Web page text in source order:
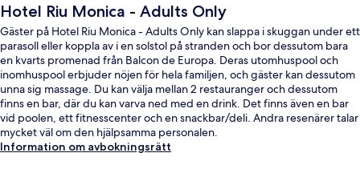
Hotel Riu Monica - Adults Only
Gäster på Hotel Riu Monica - Adults Only kan slappa i skuggan under ett
parasoll eller koppla av i en solstol på stranden och bor dessutom bara
en kvarts promenad från Balcon de Europa. Deras utomhuspool och
inomhuspool erbjuder nöjen för hela familjen, och gäster kan dessutom
unna sig massage. Du kan välja mellan 2 restauranger och dessutom
finns en bar, där du kan varva ned med en drink. Det finns även en bar
vid poolen, ett fitnesscenter och en snackbar/deli. Andra resenärer talar
mycket väl om den hjälpsamma personalen.
Information om avbokningsrätt